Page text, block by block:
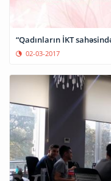
“Qadınların İKT
02-03-2017